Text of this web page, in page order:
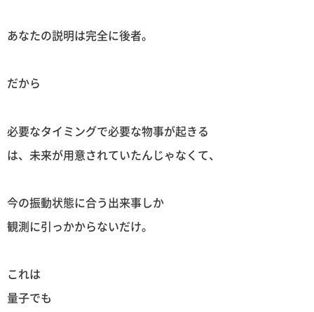
あなたの説明は完全に後者。
だから
必要なタイミングで必要な物事が起きる
は、未来が用意されていたんじゃなくて、
今の振動状態に合う出来事しか
観測に引っかからないだけ。
これは
量子でも